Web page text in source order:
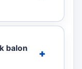
balon